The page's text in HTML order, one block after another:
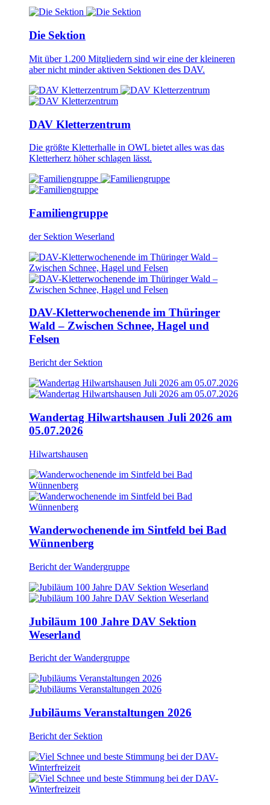
Die Sektion
Mit über 1.200 Mitgliedern sind wir eine der kleineren
aber nicht minder aktiven Sektionen des DAV.
DAV Kletterzentrum
Die größte Kletterhalle in OWL bietet alles was das
Kletterherz höher schlagen lässt.
Familiengruppe
der Sektion Weserland
DAV-Kletterwochenende im Thüringer
Wald – Zwischen Schnee, Hagel und
Felsen
Bericht der Sektion
Wandertag Hilwartshausen Juli 2026 am
05.07.2026
Hilwartshausen
Wanderwochenende im Sintfeld bei Bad
Wünnenberg
Bericht der Wandergruppe
Jubiläum 100 Jahre DAV Sektion
Weserland
Bericht der Wandergruppe
Jubiläums Veranstaltungen 2026
Bericht der Sektion